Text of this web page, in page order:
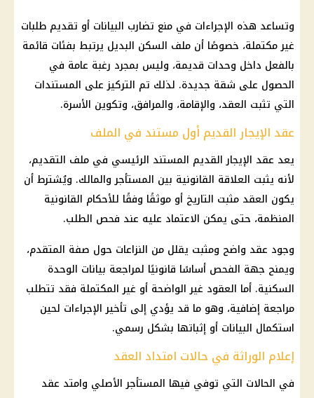
وتساعد هذه الإجراءات في منع تضارب البيانات أو تقديم طلبات
غير مكتملة، خصوصًا أن ملف السكن البديل يرتبط بفئات قائمة
بالفعل داخل وحدات قديمة، وليس بمجرد رغبة عامة في
الحصول على شقة جديدة. لذلك تم التركيز على المستندات
التي تثبت العقد، والإقامة، والمرافق، وتكوين الأسرة.
عقد الإيجار القديم أول مستند في الملف
يعد عقد الإيجار القديم المستند الرئيسي في ملف التقديم،
لأنه يثبت العلاقة القانونية بين المستأجر والمالك. ويُشترط أن
يكون العقد مثبت التاريخ أو موثقًا وفقًا للأحكام القانونية
المنظمة، حتى يمكن الاعتماد عليه عند فحص الطلب.
وجود عقد واضح ومثبت يقلل من النزاعات حول صفة المتقدم،
ويمنح جهة الفحص أساسًا قانونيًا لمراجعة بيانات الوحدة
السكنية. أما العقود غير الواضحة أو غير المكتملة فقد تتطلب
مراجعة إضافية، وهو ما قد يؤدي إلى تأخير الإجراءات لحين
استكمال البيانات أو إثباتها بشكل رسمي.
إعلام الوراثة في حالات امتداد العقد
في الحالات التي توفي فيها المستأجر الأصلي وامتد عقد